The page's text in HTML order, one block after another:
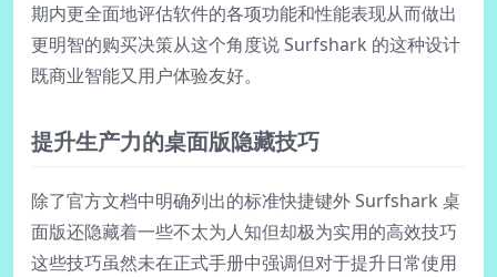
期内更全面地评估软件的各项功能和性能表现从而做出
更明智的购买决策从这个角度说 Surfshark 的这种设计
既商业智能又用户体验友好。
提升生产力的桌面版隐藏技巧
除了官方文档中明确列出的标准快捷键外 Surfshark 桌
面版还隐藏着一些不太为人知但却极为实用的高效技巧
这些技巧虽然未在正式手册中强调但对于提升日常使用